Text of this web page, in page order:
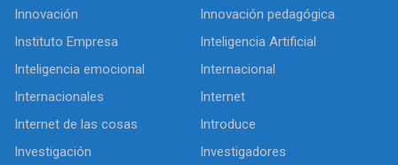
Innovación
Innovación pedagógica
Instituto Empresa
Inteligencia Artificial
Inteligencia emocional
Internacional
Internacionales
Internet
Internet de las cosas
Introduce
Investigación
Investigadores